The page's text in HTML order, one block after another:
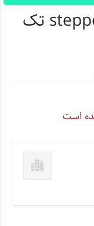
نوشتن برنامه stepper motor تک
است